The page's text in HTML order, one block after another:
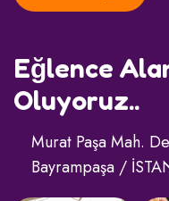
Eğlence
Oluyoruz..
Murat Paşa Mah.
Bayrampaşa /